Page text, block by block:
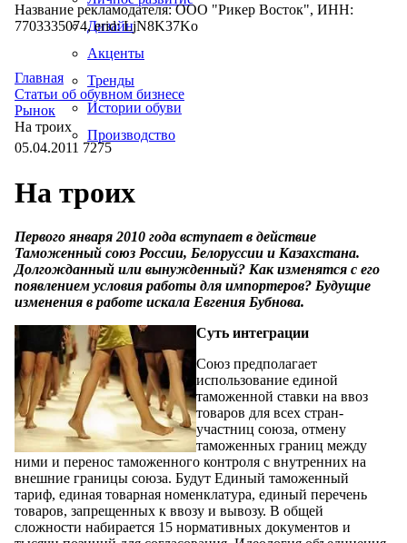
Дизайн
Акценты
Тренды
Истории обуви
Производство
Название рекламодателя: ООО "Рикер Восток", ИНН:
7703335074, erid: LjN8K37Ko
Главная
Статьи об обувном бизнесе
Рынок
На троих
05.04.2011 7275
На троих
Первого января 2010 года вступает в действие
Таможенный союз России, Белоруссии и Казахстана.
Долгожданный или вынужденный? Как изменятся с его
появлением условия работы для импортеров? Будущие
изменения в работе искала Евгения Бубнова.
Суть интеграции
Союз предполагает
использование единой
таможенной ставки на ввоз
товаров для всех стран-
участниц союза, отмену
таможенных границ между
ними и перенос таможенного контроля с внутренних на
внешние границы союза. Будут Единый таможенный
тариф, единая товарная номенклатура, единый перечень
товаров, запрещенных к ввозу и вывозу. В общей
сложности набирается 15 нормативных документов и